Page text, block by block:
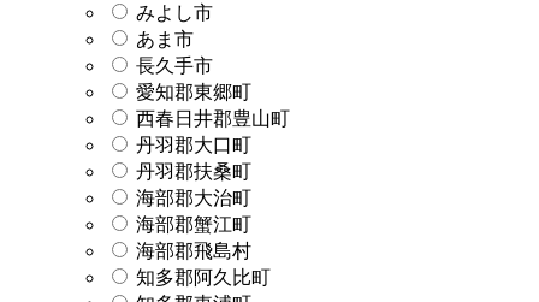
みよし市
あま市
長久手市
愛知郡東郷町
西春日井郡豊山町
丹羽郡大口町
丹羽郡扶桑町
海部郡大治町
海部郡蟹江町
海部郡飛島村
知多郡阿久比町